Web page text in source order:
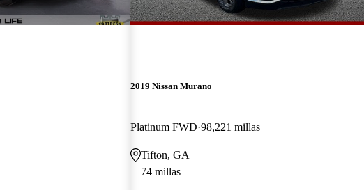
2019 Nissan Murano
Platinum FWD 98,221 millas
Tifton, GA
74 millas